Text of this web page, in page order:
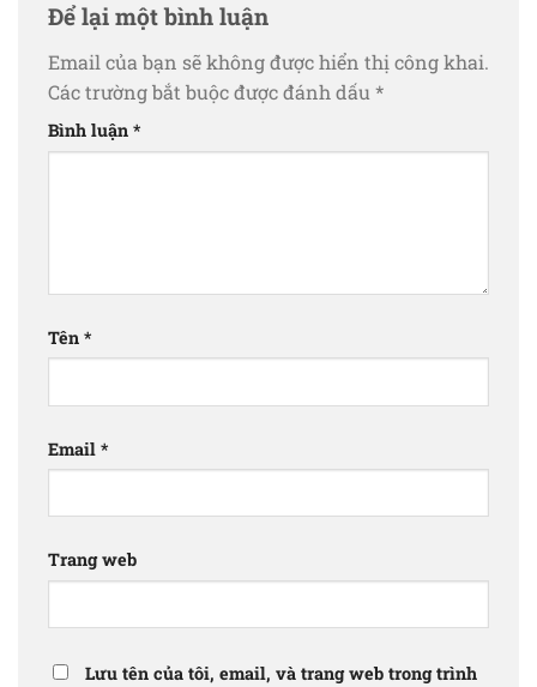
Để lại một bình luận
Email của bạn sẽ không được hiển thị công khai.
Các trường bắt buộc được đánh dấu *
Bình luận *
Tên *
Email *
Trang web
Lưu tên của tôi, email, và trang web trong trình